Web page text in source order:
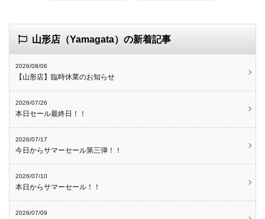
山形店（Yamagata）の新着記事
2026/08/06
【山形店】臨時休業のお知らせ
2026/07/26
本日セール最終日！！
2026/07/17
今日からサマーセール第三弾！！
2026/07/10
本日からサマーセール！！
2026/07/09